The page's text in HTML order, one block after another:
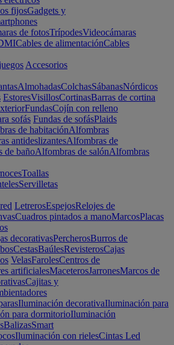
fijosGadgets y
de fotosTrípodesVideocámaras
Cables de alimentaciónCables
Accesorios
AlmohadasColchasSábanasNórdicos
EstoresVisillosCortinasBarras de cortina
FundasCojín con relleno
sofás Fundas de sofásPlaids
de habitaciónAlfombras
antideslizantesAlfombras de
de bañoAlfombras de salónAlfombras
Toallas
Servilletas
LetrerosEspejosRelojes de
Cuadros pintados a manoMarcosPlacas
decorativasPercherosBurros de
CestasBaúlesRevisterosCajas
VelasFarolesCentros de
artificialesMaceterosJarronesMarcos de
Cajitas y
Iluminación decorativaIluminación para
para dormitorioIluminación
BalizasSmart
Iluminación con rielesCintas Led